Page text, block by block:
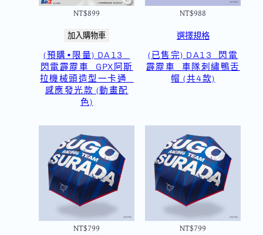
NT$899
加入購物車
(預購•限量) DA13_
閃電霹靂車_GPX阿斯
拉機械頭造型一卡通_
感應發光款 (動畫配
色)
NT$988
選擇規格
(已售完) DA13_閃電
霹靂車_車隊刺繡鴨舌
帽 (共4款)
NT$799
NT$799